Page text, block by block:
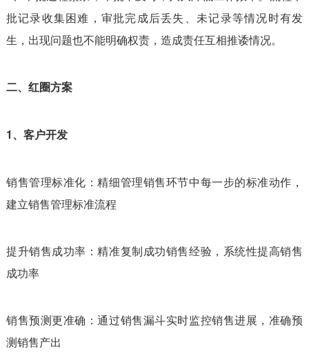
批记录收集困难，审批完成后丢失、未记录等情况时有发
生，出现问题也不能明确权责，造成责任互相推诿情况。
二、红圈方案
1、客户开发
销售管理标准化：精细管理销售环节中每一步的标准动作，
建立销售管理标准流程
提升销售成功率：精准复制成功销售经验，系统性提高销售
成功率
销售预测更准确：通过销售漏斗实时监控销售进展，准确预
测销售产出